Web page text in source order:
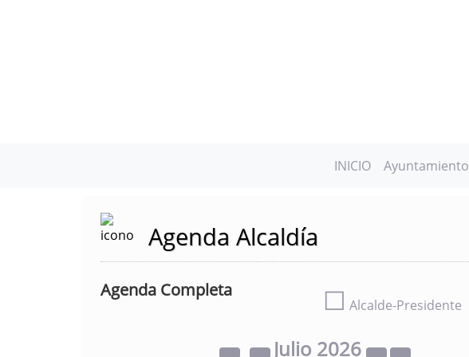
INICIO Ayuntamiento
Agenda Alcaldía
Agenda Completa ☐ Alcalde-Presidente
Julio 2026